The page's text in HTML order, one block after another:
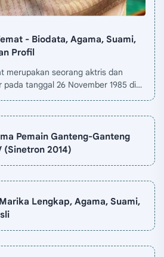
- Biodata, Agama, Suami,
Profil
pada tanggal 26 November 1985 di
Pemain Ganteng-Ganteng
(Sinetron 2014)
Lengkap, Agama, Suami,